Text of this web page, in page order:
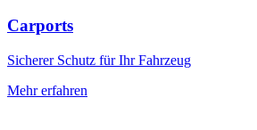
Carports
Sicherer Schutz für Ihr Fahrzeug
Mehr erfahren